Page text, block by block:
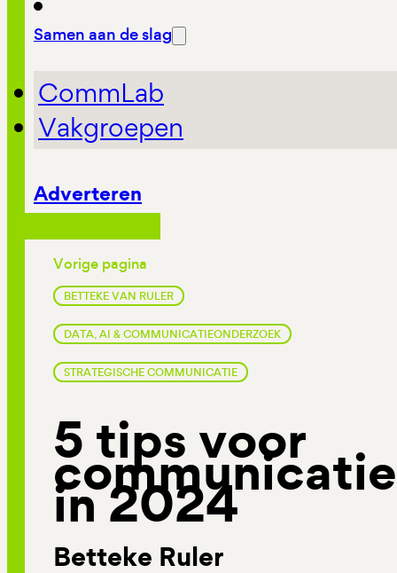
Samen aan de slag
CommLab
Vakgroepen
Adverteren
Vorige pagina
BETTEKE VAN RULER
DATA, AI & COMMUNICATIEONDERZOEK
STRATEGISCHE COMMUNICATIE
5 tips voor
in 2024
Betteke Ruler